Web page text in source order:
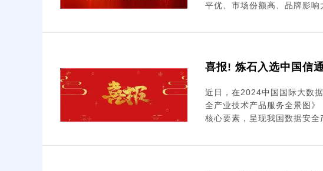
平优、市场份额高、品牌影响
喜报! 炼石入选中国信
近日，在2024中国国际大数
全产业技术产品服务全景图
核心要素，呈现我国数据安全